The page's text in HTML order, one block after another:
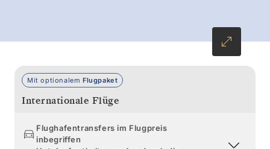
Mit optionalem Flugpaket
Internationale Flüge
Flughafentransfers im Flugpreis
inbegriffen